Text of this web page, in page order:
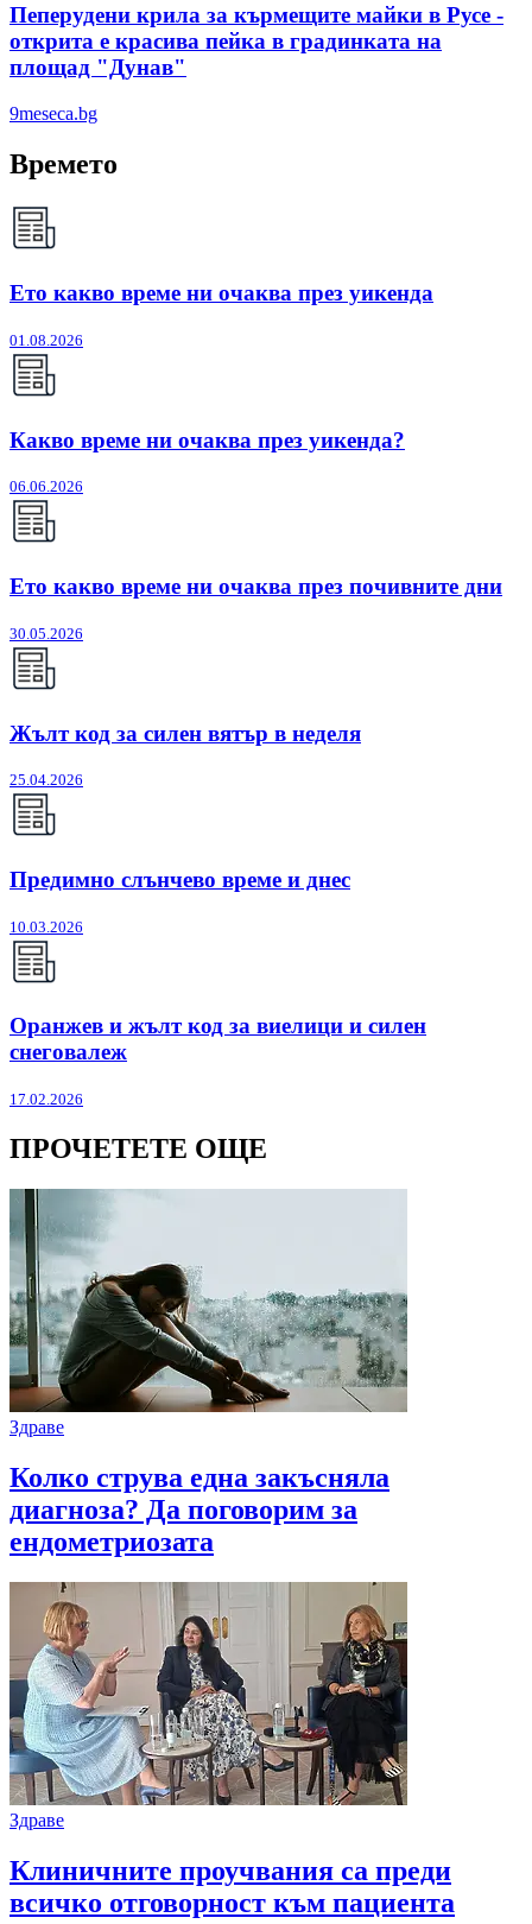
Пеперудени крила за кърмещите майки в Русе -
открита е красива пейка в градинката на
площад "Дунав"
9meseca.bg
Времето
Ето какво време ни очаква през уикенда
01.08.2026
Какво време ни очаква през уикенда?
06.06.2026
Ето какво време ни очаква през почивните дни
30.05.2026
Жълт код за силен вятър в неделя
25.04.2026
Предимно слънчево време и днес
10.03.2026
Оранжев и жълт код за виелици и силен
снеговалеж
17.02.2026
ПРОЧЕТЕТЕ ОЩЕ
Здраве
Колко струва една закъсняла
диагноза? Да поговорим за
ендометриозата
Здраве
Клиничните проучвания са преди
всичко отговорност към пациента